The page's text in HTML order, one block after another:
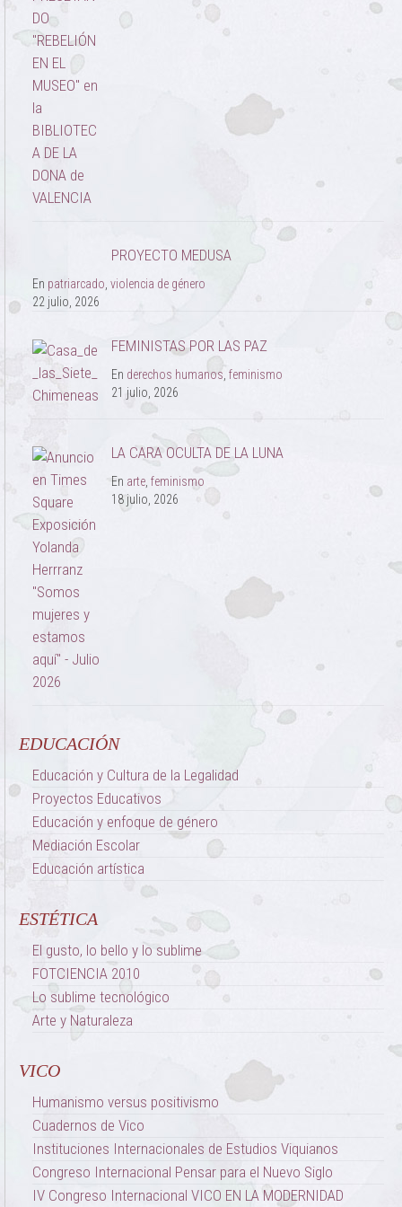
PROYECTO MEDUSA
En patriarcado, violencia de género
22 julio, 2026
FEMINISTAS POR LAS PAZ
En derechos humanos feminismo
21 julio, 2026
LA CARA OCULTA DE LA LUNA
En arte, feminismo
18 julio, 2026
EDUCACIÓN
Educación y Cultura de la Legalidad
Proyectos Educativos
Educación y enfoque de género
Mediación Escolar
Educación artística
ESTÉTICA
El gusto, lo bello y lo sublime
FOTCIENCIA 2010
Lo sublime tecnológico
Arte y Naturaleza
VICO
Humanismo versus positivismo
Cuadernos de Vico
Instituciones Internacionales de Estudios Viquianos
Congreso Internacional Pensar para el Nuevo Siglo
IV Congreso Internacional VICO EN LA MODERNIDAD